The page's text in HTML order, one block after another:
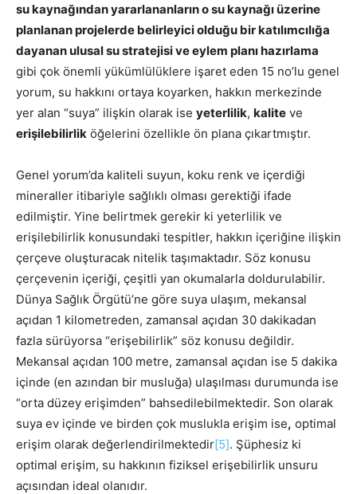
su kaynağından yararlananların o su kaynağı üzerine
planlanan projelerde belirleyici olduğu bir katılımcılığa
dayanan ulusal su stratejisi ve eylem planı hazırlama
gibi çok önemli yükümlülüklere işaret eden 15 no’lu genel
yorum, su hakkını ortaya koyarken, hakkın merkezinde
yer alan “suya” ilişkin olarak ise yeterlilik, kalite ve
erişilebilirlik öğelerini özellikle ön plana çıkartmıştır.
Genel yorum’da kaliteli suyun, koku renk ve içerdiği
mineraller itibariyle sağlıklı olması gerektiği ifade
edilmiştir. Yine belirtmek gerekir ki yeterlilik ve
erişilebilirlik konusundaki tespitler, hakkın içeriğine ilişkin
çerçeve oluşturacak nitelik taşımaktadır. Söz konusu
çerçevenin içeriği, çeşitli yan okumalarla doldurulabilir.
Dünya Sağlık Örgütü’ne göre suya ulaşım, mekansal
açıdan 1 kilometreden, zamansal açıdan 30 dakikadan
fazla sürüyorsa “erişebilirlik” söz konusu değildir.
Mekansal açıdan 100 metre, zamansal açıdan ise 5 dakika
içinde (en azından bir musluğa) ulaşılması durumunda ise
“orta düzey erişimden” bahsedilebilmektedir. Son olarak
suya ev içinde ve birden çok muslukla erişim ise, optimal
erişim olarak değerlendirilmektedir[5]. Şüphesiz ki
optimal erişim, su hakkının fiziksel erişebilirlik unsuru
açısından ideal olanıdır.